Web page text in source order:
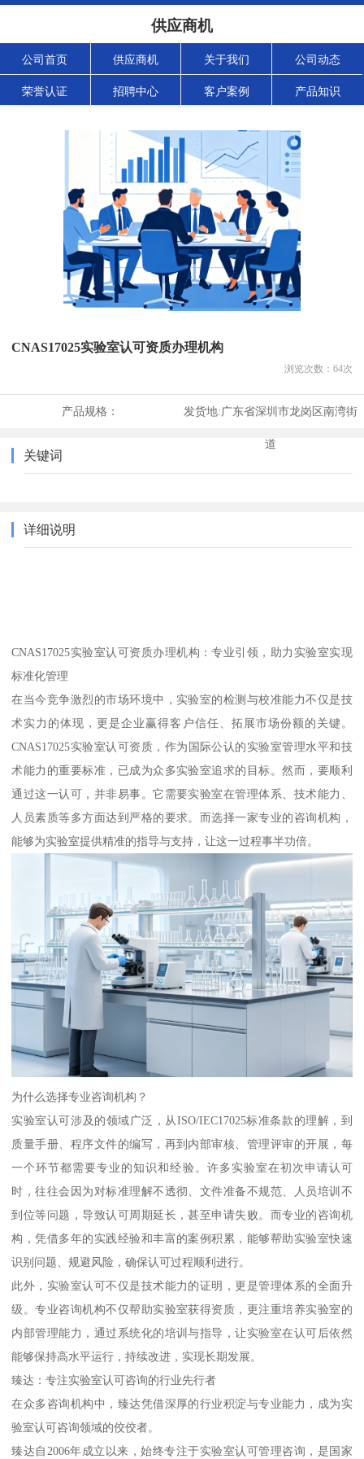
供应商机
公司首页 供应商机 关于我们 公司动态
荣誉认证 招聘中心 客户案例 产品知识
CNAS17025实验室认可资质办理机构
浏览次数： 64次
产品规格： 发货地:广东省深圳市龙岗区南湾街
道
关键词
详细说明
CNAS17025实验室认可资质办理机构：专业引领，助力实验室实现
标准化管理
在当今竞争激烈的市场环境中，实验室的检测与校准能力不仅是技
术实力的体现，更是企业赢得客户信任、拓展市场份额的关键。
CNAS17025实验室认可资质，作为国际公认的实验室管理水平和技
术能力的重要标准，已成为众多实验室追求的目标。然而，要顺利
通过这一认可，并非易事。它需要实验室在管理体系、技术能力、
人员素质等多方面达到严格的要求。而选择一家专业的咨询机构，
能够为实验室提供精准的指导与支持，让这一过程事半功倍。
为什么选择专业咨询机构？
实验室认可涉及的领域广泛，从ISO/IEC17025标准条款的理解，到
质量手册、程序文件的编写，再到内部审核、管理评审的开展，每
一个环节都需要专业的知识和经验。许多实验室在初次申请认可
时，往往会因为对标准理解不透彻、文件准备不规范、人员培训不
到位等问题，导致认可周期延长，甚至申请失败。而专业的咨询机
构，凭借多年的实践经验和丰富的案例积累，能够帮助实验室快速
识别问题、规避风险，确保认可过程顺利进行。
此外，实验室认可不仅是技术能力的证明，更是管理体系的全面升
级。专业咨询机构不仅帮助实验室获得资质，更注重培养实验室的
内部管理能力，通过系统化的培训与指导，让实验室在认可后依然
能够保持高水平运行，持续改进，实现长期发展。
臻达：专注实验室认可咨询的行业先行者
在众多咨询机构中，臻达凭借深厚的行业积淀与专业能力，成为实
验室认可咨询领域的佼佼者。
臻达自2006年成立以来，始终专注于实验室认可管理咨询，是国家